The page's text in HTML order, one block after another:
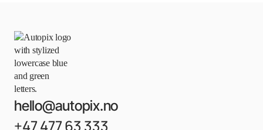
hello@autopix.no
+47 477 63 333